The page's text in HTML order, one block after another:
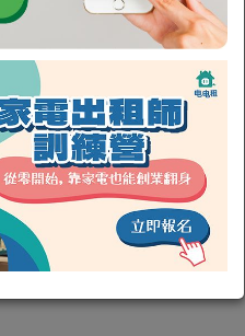
微電腦電子鍋
飯的同時還能蒸菜 白色